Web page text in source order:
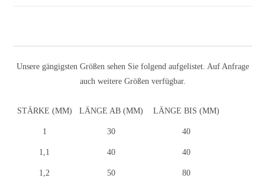
Unsere gängigsten Größen sehen Sie folgend aufgelistet. Auf Anfrage
auch weitere Größen verfügbar.
STÄRKE (MM) LÄNGE AB (MM) LÄNGE BIS (MM)
1 30 40
Formerstifte-1mm-staerke
1,1 40 40
Formerstifte-1-1mm-staerke
1,2 50 80
Formerstifte-1-2mm-staerke